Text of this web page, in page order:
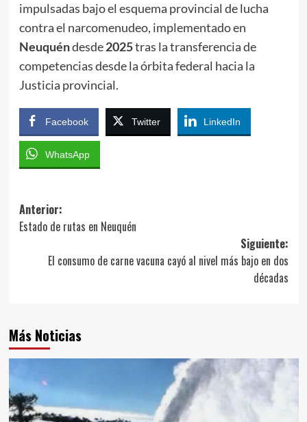
impulsadas bajo el esquema provincial de lucha
contra el narcomenudeo, implementado en
Neuquéndesde2025tras la transferencia de
competencias desde la órbita federal hacia la
Justicia provincial.
Facebook Twitter LinkedIn
WhatsApp
Navegación
de
entradas
Anterior:
Estado de rutas en Neuquén
Siguiente:
El consumo de carne vacuna cayó al nivel más bajo en dos
décadas
Más Noticias